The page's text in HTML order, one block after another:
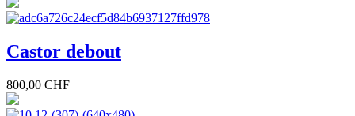
Castor debout
800,00 CHF